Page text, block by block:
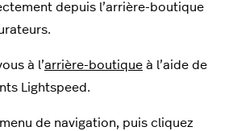
depuis l’arrière-boutique
à l’arrière-boutique à l’aide de
Lightspeed.
de navigation, puis cliquez